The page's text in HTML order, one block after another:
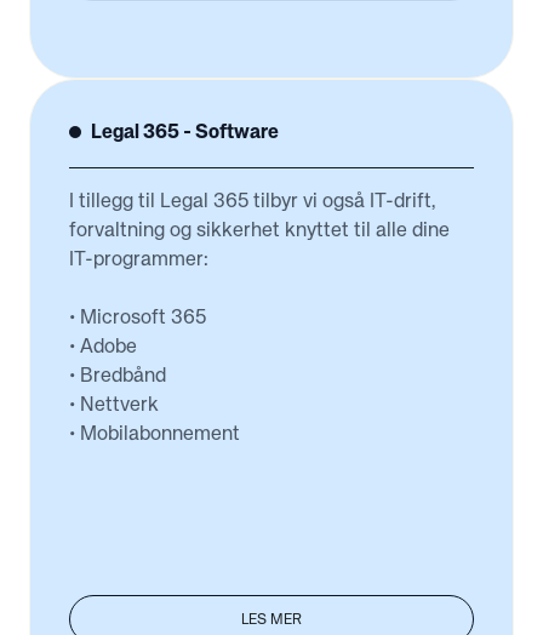
Legal 365 - Software
I tillegg til Legal 365 tilbyr vi også IT-drift,
forvaltning og sikkerhet knyttet til alle dine
IT-programmer:
• Microsoft 365
• Adobe
• Bredbånd
• Nettverk
• Mobilabonnement
LES MER